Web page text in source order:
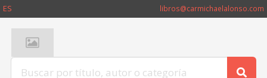
ES libros@carmichaelalonso.com